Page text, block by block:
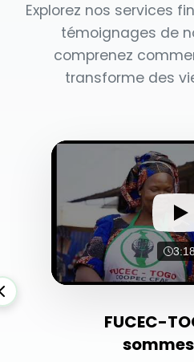
Explorez nos services
témoignages de
comprenez
transforme des
FUCEC-